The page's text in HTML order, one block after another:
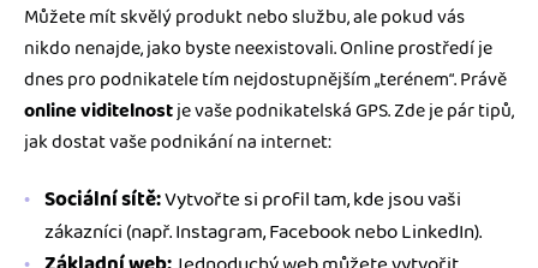
Můžete mít skvělý produkt nebo službu, ale pokud vás
nikdo nenajde, jako byste neexistovali. Online prostředí je
dnes pro podnikatele tím nejdostupnějším „terénem“. Právě
online viditelnostje vaše podnikatelská GPS. Zde je pár tipů,
jak dostat vaše podnikání na internet:
Sociální sítě:Vytvořte si profil tam, kde jsou vaši
zákazníci (např. Instagram, Facebook nebo LinkedIn).